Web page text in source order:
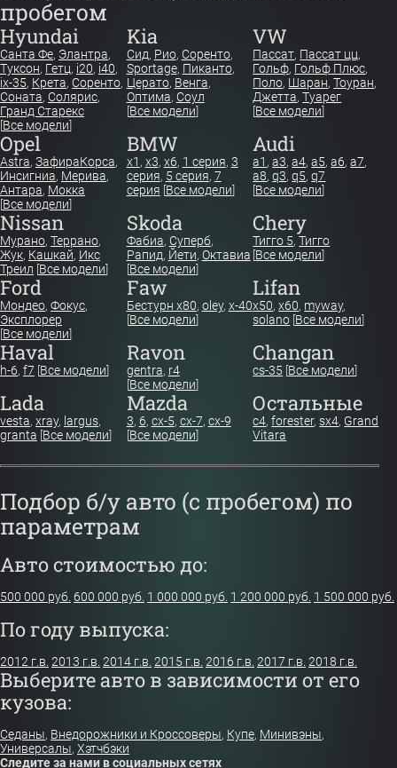
пробегом
Hyundai
Санта Фе, Элантра,
Туксон, Гетц, i20, i40,
ix-35, Крета, Соренто,
Соната, Солярис,
Гранд Старекс
[Все модели]
Kia
Сид, Рио, Соренто,
Sportage, Пиканто,
Церато, Венга,
Оптима, Соул
[Все модели]
VW
Пассат, Пассат цц,
Гольф, Гольф Плюс,
Поло, Шаран,Тоуран,
Джетта,Туарег
[Все модели]
Opel
Astra, ЗафираКорса,
Инсигниа, Мерива,
Антара, Мокка
[Все модели]
BMW
x1 , x3, x6, 1 серия, 3
серия, 5 серия, 7
серия [Все модели]
Audi
a1 ,a3,a4,a5,a6,a7,
a8,q3,q5,q7
[Все модели]
Nissan
Мурано, Террано,
Жук, Кашкай, Икс
Треил [Все модели]
Skoda
Фабиа, Суперб,
Рапид, Йети, Октавиа
[Все модели]
Chery
Тигго 5,Тигго
[Все модели]
Ford
Мондео, Фокус,
Эксплорер
[Все модели]
Faw
Бестурн х80, oley, x-40
[Все модели]
Lifan
x50,x60, myway,
solano [Все модели]
Haval
h-6, f7 [Все модели]
Ravon
gentra, r4
[Все модели]
Changan
cs-35 [Все модели]
Lada
vesta, xray, largus,
granta [Все модели]
Mazda
3, 6, cx-5, cx-7, cx-9
[Все модели]
Остальные
c4,forester,sx4, Grand
Vitara
Подбор б/у авто (с пробегом) по
параметрам
Авто стоимостью до:
500 000 руб. 600 000 руб. 1 000 000 руб. 1 200 000 руб. 1 500 000 руб.
По году выпуска:
2012 г.в. 2013 г.в. 2014 г.в. 2015 г.в. 2016 г.в. 2017 г.в. 2018 г.в.
Выберите авто в зависимости от его
кузова:
Седаны, Внедорожники и Кроссоверы, Купе, Минивэны,
Универсалы, Хэтчбэки
Следите за нами в социальных сетях